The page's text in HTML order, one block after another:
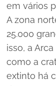
em vários
A zona
25.000
isso, a
como a
extinto há